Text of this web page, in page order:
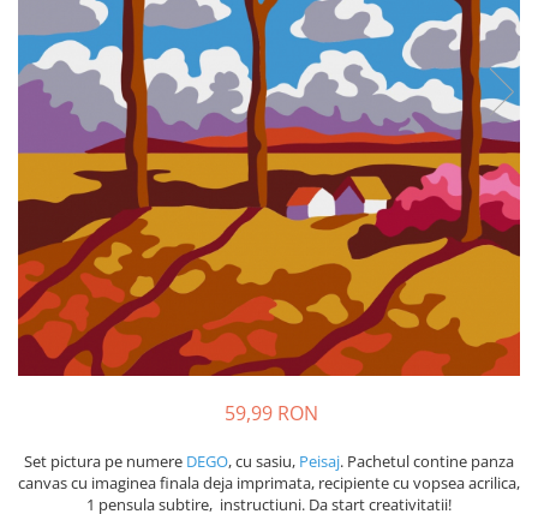
59,99 RON
Set pictura pe numere DEGO, cu sasiu, Peisaj. Pachetul contine panza
canvas cu imaginea finala deja imprimata, recipiente cu vopsea acrilica,
1 pensula subtire, instructiuni. Da start creativitatii!